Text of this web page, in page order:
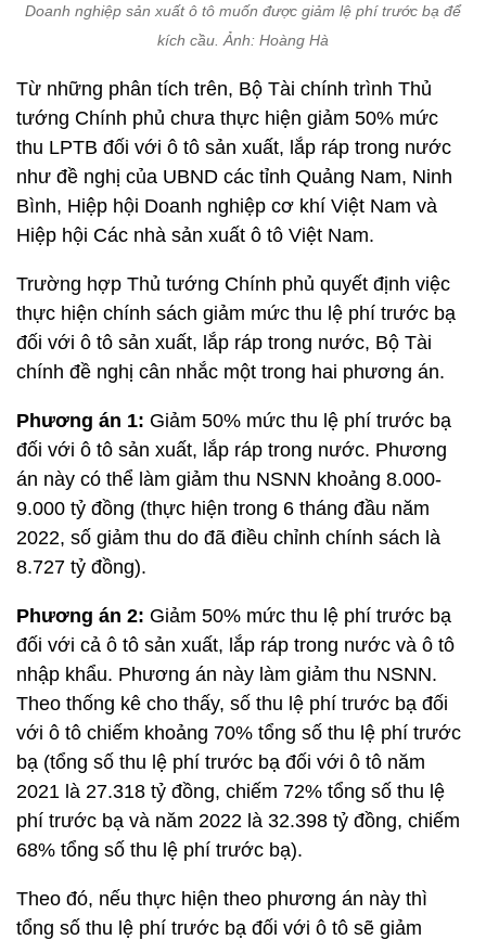
Doanh nghiệp sản xuất ô tô muốn được giảm lệ phí trước bạ để
kích cầu. Ảnh: Hoàng Hà
Từ những phân tích trên, Bộ Tài chính trình Thủ
tướng Chính phủ chưa thực hiện giảm 50% mức
thu LPTB đối với ô tô sản xuất, lắp ráp trong nước
như đề nghị của UBND các tỉnh Quảng Nam, Ninh
Bình, Hiệp hội Doanh nghiệp cơ khí Việt Nam và
Hiệp hội Các nhà sản xuất ô tô Việt Nam.
Trường hợp Thủ tướng Chính phủ quyết định việc
thực hiện chính sách giảm mức thu lệ phí trước bạ
đối với ô tô sản xuất, lắp ráp trong nước, Bộ Tài
chính đề nghị cân nhắc một trong hai phương án.
Phương án 1: Giảm 50% mức thu lệ phí trước bạ
đối với ô tô sản xuất, lắp ráp trong nước. Phương
án này có thể làm giảm thu NSNN khoảng 8.000-
9.000 tỷ đồng (thực hiện trong 6 tháng đầu năm
2022, số giảm thu do đã điều chỉnh chính sách là
8.727 tỷ đồng).
Phương án 2: Giảm 50% mức thu lệ phí trước bạ
đối với cả ô tô sản xuất, lắp ráp trong nước và ô tô
nhập khẩu. Phương án này làm giảm thu NSNN.
Theo thống kê cho thấy, số thu lệ phí trước bạ đối
với ô tô chiếm khoảng 70% tổng số thu lệ phí trước
bạ (tổng số thu lệ phí trước bạ đối với ô tô năm
2021 là 27.318 tỷ đồng, chiếm 72% tổng số thu lệ
phí trước bạ và năm 2022 là 32.398 tỷ đồng, chiếm
68% tổng số thu lệ phí trước bạ).
Theo đó, nếu thực hiện theo phương án này thì
tổng số thu lệ phí trước bạ đối với ô tô sẽ giảm